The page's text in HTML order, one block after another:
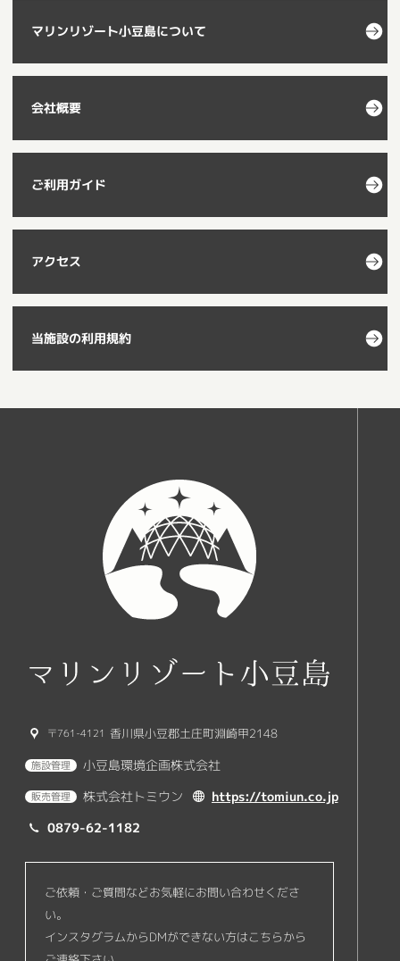
マリンリゾート小豆島について
会社概要
ご利用ガイド
アクセス
当施設の利用規約
761-4121 香川県小豆郡土庄町淵崎甲2148
小豆島環境企画株式会社
株式会社トミウン
0879-62-1182
ご依頼・ご質問などお気軽にお問い合わせくださ
い。
インスタグラムからDMができない方はこちらから